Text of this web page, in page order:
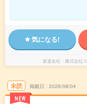
気になる!
派遣会社 株式会社
未読
NEW
掲載日 2026/08/04